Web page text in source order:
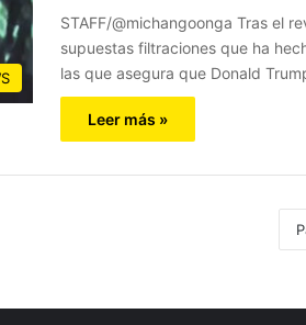
STAFF/@michangoonga Tras el
supuestas filtraciones que ha
las que asegura que Donald
Leer más »